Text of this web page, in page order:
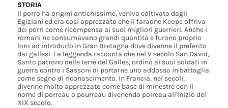
STORIA
Il porro ha origini antichissime, veniva coltivato dagli
Egiziani ed era così apprezzato che il faraone Keope offriva
dei porri come ricompensa ai suoi migliori guerrieri. Anche i
romani ne consumavano grandi quantità e furono proprio
loro ad introdurlo in Gran Bretagna dove divenne il preferito
dai gallesi. La leggenda racconta che nel V secolo San David,
Santo patrono delle terre del Galles, ordinò ai suoi soldati in
guerra contro i Sassoni di portarne uno addosso in battaglia
come segno di riconoscimento. In Francia, nei secoli,
divenne molto apprezzato come base di minestre con il
nome di porreau o pourreau divenendo poireau all'inizio del
XIX secolo.